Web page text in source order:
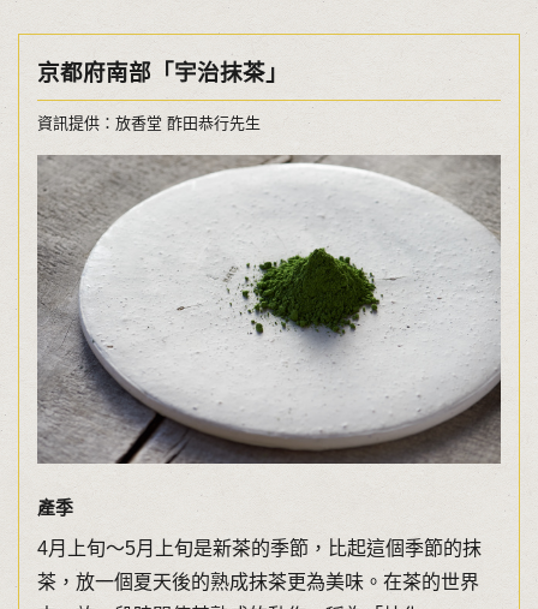
京都府南部「宇治抹茶」
資訊提供：放香堂 酢田恭行先生
產季
4月上旬～5月上旬是新茶的季節，比起這個季節的抹
茶，放一個夏天後的熟成抹茶更為美味。在茶的世界